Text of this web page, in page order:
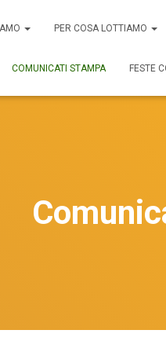
PER COSA LOTTIAMO
COMUNICATI STAMPA FESTE